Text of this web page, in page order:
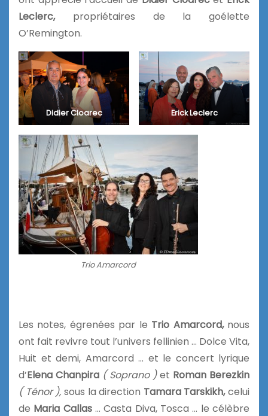
Leclerc, propriétaires de la goélette
O’Remington.
Didier Cloarec Erick Leclerc
Trio Amarcord
Les notes, égrenées par le Trio Amarcord,nous
ont fait revivre tout l’univers fellinien … Dolce Vita,
Huit et demi, Amarcord … et le concert lyrique
d’Elena Chanpira ( Soprano )et Roman Berezkin
( Ténor ), sous la direction Tamara Tarskikh,celui
de Maria Callas… Casta Diva, Tosca … le célèbre